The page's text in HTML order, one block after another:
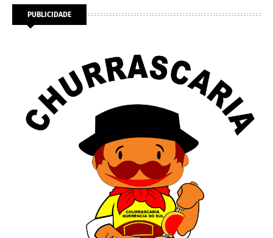
PUBLICIDADE